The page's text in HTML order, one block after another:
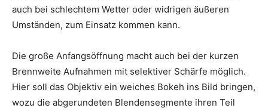
auch bei schlechtem Wetter oder widrigen äußeren
Umständen, zum Einsatz kommen kann.
Die große Anfangsöffnung macht auch bei der kurzen
Brennweite Aufnahmen mit selektiver Schärfe möglich.
Hier soll das Objektiv ein weiches Bokeh ins Bild bringen,
wozu die abgerundeten Blendensegmente ihren Teil